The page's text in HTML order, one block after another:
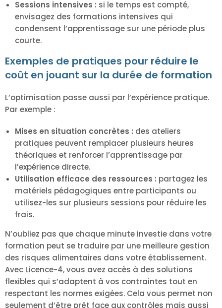
Sessions intensives : si le temps est compté,
envisagez des formations intensives qui
condensent l’apprentissage sur une période plus
courte.
Exemples de pratiques pour réduire le
coût en jouant sur la durée de formation
L’optimisation passe aussi par l’expérience pratique.
Par exemple :
Mises en situation concrètes : des ateliers
pratiques peuvent remplacer plusieurs heures
théoriques et renforcer l’apprentissage par
l’expérience directe.
Utilisation efficace des ressources : partagez les
matériels pédagogiques entre participants ou
utilisez-les sur plusieurs sessions pour réduire les
frais.
N’oubliez pas que chaque minute investie dans votre
formation peut se traduire par une meilleure gestion
des risques alimentaires dans votre établissement.
Avec Licence-4, vous avez accès à des solutions
flexibles qui s’adaptent à vos contraintes tout en
respectant les normes exigées. Cela vous permet non
seulement d’être prêt face aux contrôles mais aussi